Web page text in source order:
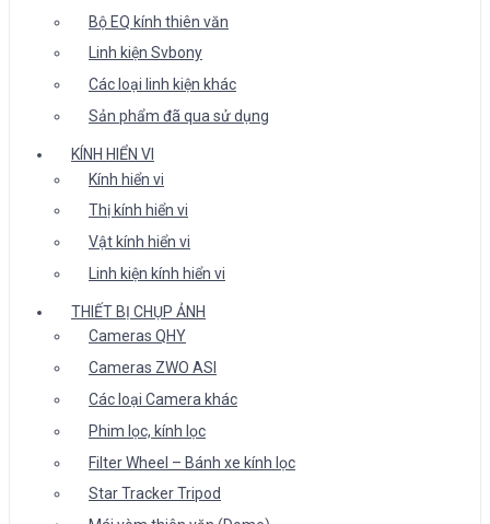
Bộ EQ kính thiên văn
Linh kiện Svbony
Các loại linh kiện khác
Sản phẩm đã qua sử dụng
KÍNH HIỂN VI
Kính hiển vi
Thị kính hiển vi
Vật kính hiển vi
Linh kiện kính hiển vi
THIẾT BỊ CHỤP ẢNH
Cameras QHY
Cameras ZWO ASI
Các loại Camera khác
Phim lọc, kính lọc
Filter Wheel – Bánh xe kính lọc
Star Tracker Tripod